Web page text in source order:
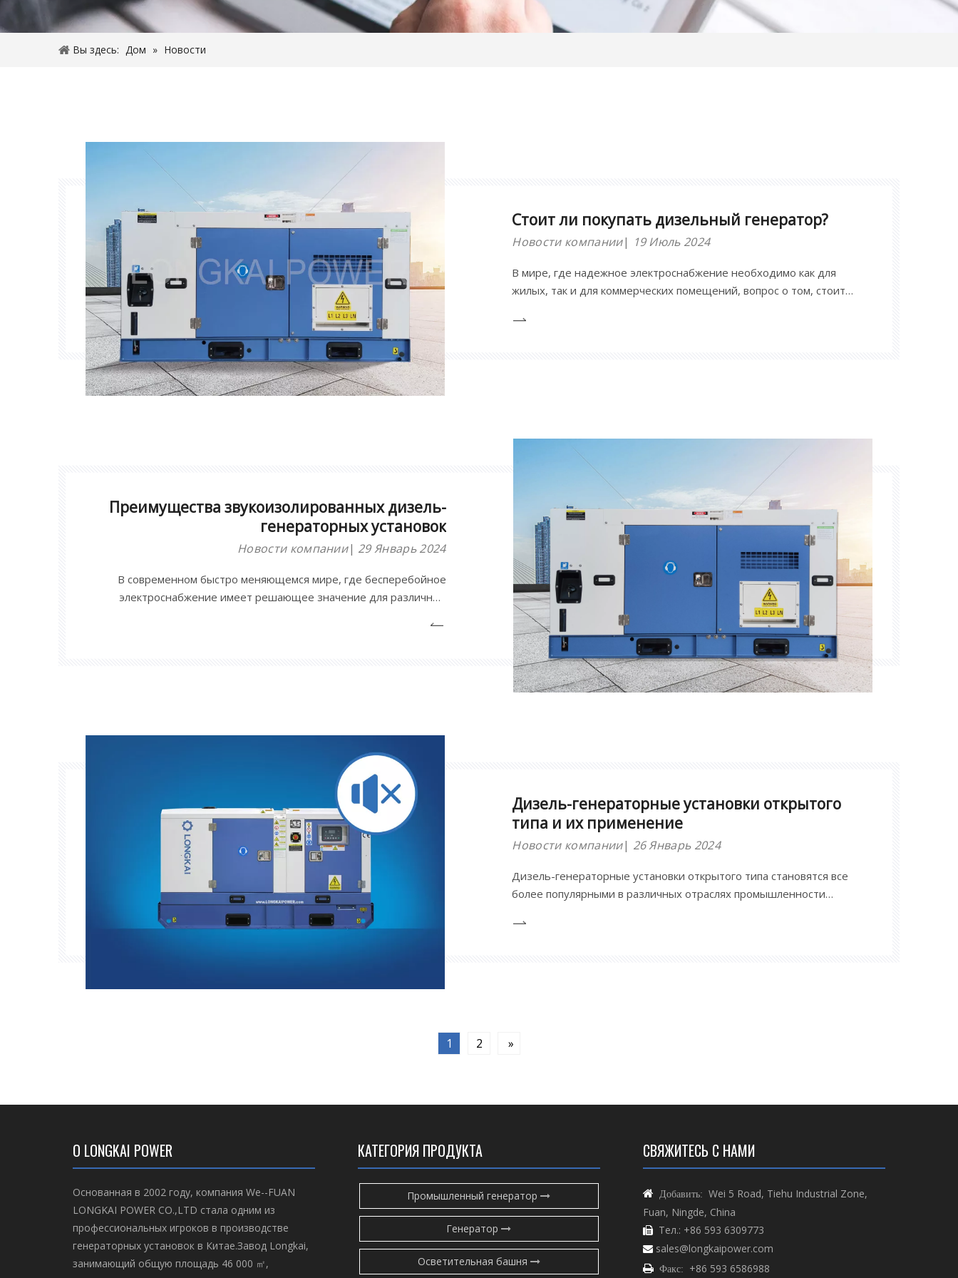
Вы здесь: Дом » Новости
Стоит ли покупать дизельный генератор?
Новости компании 19 Июль 2024
В мире, где надежное электроснабжение необходимо как для
жилых, так и для коммерческих помещений, вопрос о том, стоит
актуальным.Дизельные генераторы уже давно стали популярным
Преимущества звукоизолированных дизель-
генераторных установок
Новости компании 29 Январь 2024
В современном быстро меняющемся мире, где бесперебойное
электроснабжение имеет решающее значение для различных
Дизель-генераторные установки открытого
типа и их применение
Новости компании 26 Январь 2024
Дизель-генераторные установки открытого типа становятся все
более популярными в различных отраслях промышленности
рассмотрим применение и преимущества этих генераторных
1 2 »
О LONGKAI POWER
Основанная в 2002 году, компания We--FUAN
LONGKAI POWER CO.,LTD стала одним из
профессиональных игроков в производстве
генераторных установок в Китае.Завод Longkai,
занимающий общую площадь 46 000 ㎡,
КАТЕГОРИЯ ПРОДУКТА
Промышленный генератор
Генератор
Осветительная башня
СВЯЖИТЕСЬ С НАМИ
 Добавить: Wei 5 Road, Tiehu Industrial Zone,
Fuan, Ningde, China
 Тел.: +86 593 6309773
 sales@longkaipower.com
 Факс: +86 593 6586988